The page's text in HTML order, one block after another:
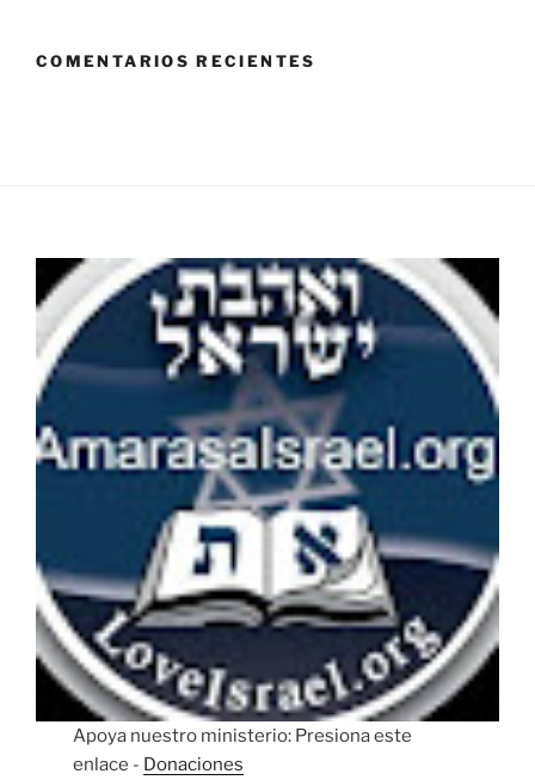
COMENTARIOS RECIENTES
Apoya nuestro ministerio: Presiona este
enlace - Donaciones